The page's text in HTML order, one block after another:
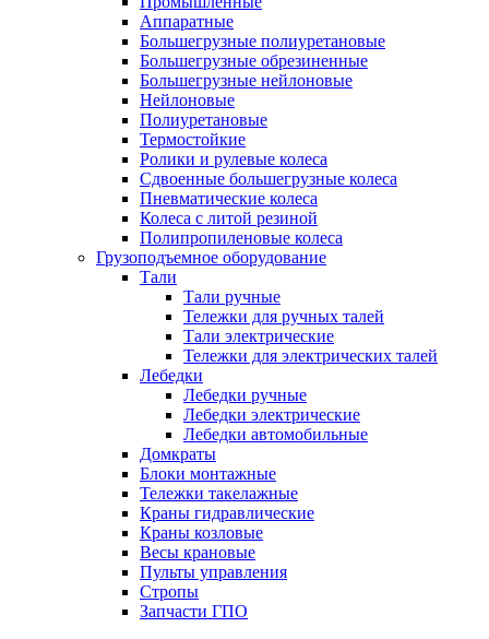
Аппаратные
Большегрузные полиуретановые
Большегрузные обрезиненные
Большегрузные нейлоновые
Нейлоновые
Полиуретановые
Термостойкие
Ролики и рулевые колеса
Сдвоенные большегрузные колеса
Пневматические колеса
Колеса с литой резиной
Полипропиленовые колеса
Грузоподъемное оборудование
Тали
Тали ручные
Тележки для ручных талей
Тали электрические
Тележки для электрических талей
Лебедки
Лебедки ручные
Лебедки электрические
Лебедки автомобильные
Домкраты
Блоки монтажные
Тележки такелажные
Краны гидравлические
Краны козловые
Весы крановые
Пульты управления
Стропы
Запчасти ГПО